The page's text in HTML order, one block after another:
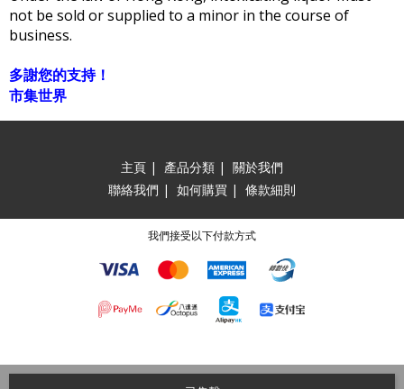
not be sold or supplied to a minor in the course of
business.
多謝您的支持！
市集世界
主頁 | 產品分類 | 關於我們
聯絡我們 | 如何購買 | 條款細則
我們接受以下付款方式